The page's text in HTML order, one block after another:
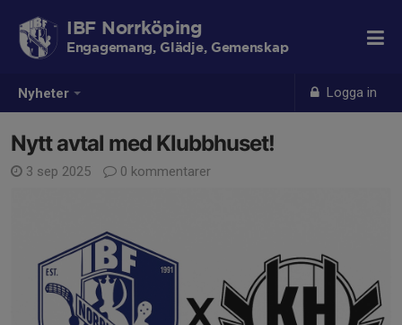
Nyheter Logga in
IBF Norrköping
Engagemang, Glädje, Gemenskap
Nytt avtal med Klubbhuset!
3 sep 2025 0 kommentarer